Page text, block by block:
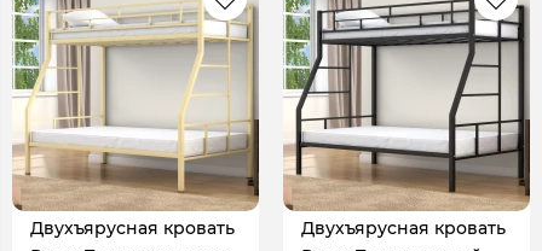
Двухъярусная кровать
Двухъярусная кровать